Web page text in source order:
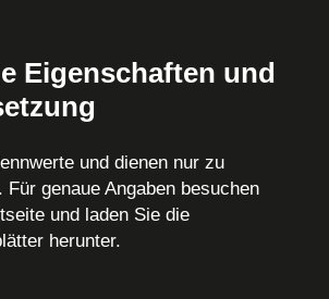
Eigenschaften und
und dienen nur zu
genaue Angaben besuchen
und laden Sie die
herunter.